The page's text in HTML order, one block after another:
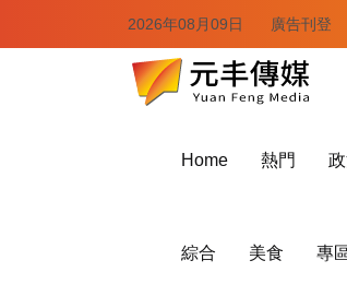
2026年08月09日 廣告刊登
Home 熱門
綜合 美食 專